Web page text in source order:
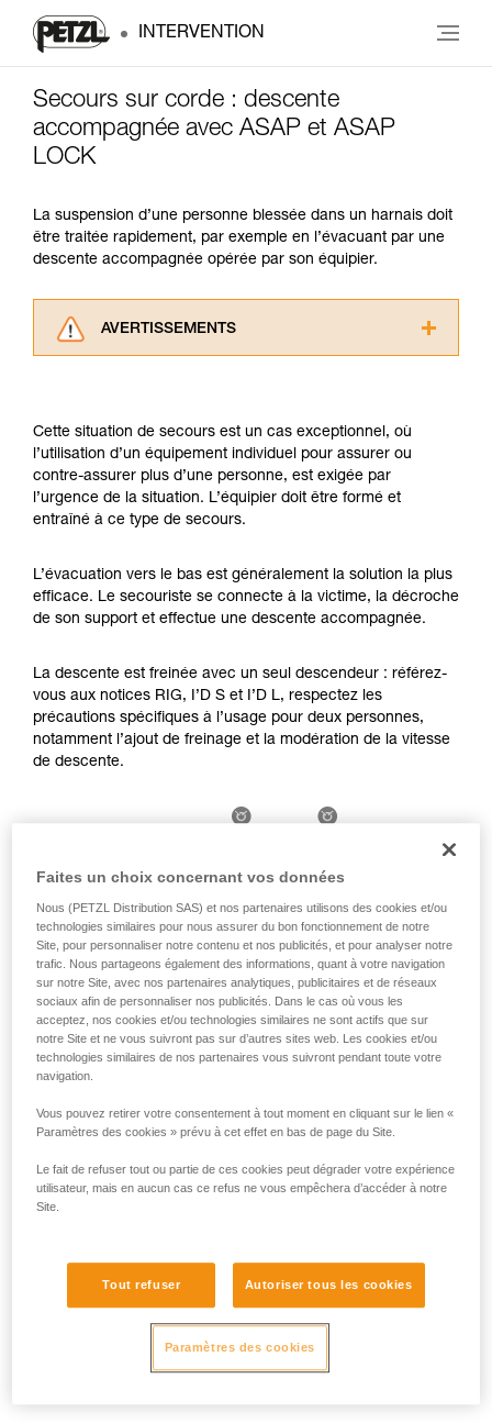
INTERVENTION
Secours sur corde : descente
accompagnée avec ASAP et ASAP
LOCK
La suspension d’une personne blessée dans un harnais doit
être traitée rapidement, par exemple en l’évacuant par une
descente accompagnée opérée par son équipier.
AVERTISSEMENTS
informations de la notice technique pour
pouvoir comprendre ce complément
d’informations.
Maîtriser ces techniques nécessite une
formation et un entraînement spécifique. Validez
la manipulation, seul, en toute sécurité, avant
de la reproduire en autonomie.
Nous donnons des exemples de techniques
Cette situation de secours est un cas exceptionnel, où
l’utilisation d’un équipement individuel pour assurer ou
contre-assurer plus d’une personne, est exigée par
l’urgence de la situation. L’équipier doit être formé et
entraîné à ce type de secours.
L’évacuation vers le bas est généralement la solution la plus
efficace. Le secouriste se connecte à la victime, la décroche
de son support et effectue une descente accompagnée.
La descente est freinée avec un seul descendeur : référez-
vous aux notices RIG, I’D S et I’D L, respectez les
précautions spécifiques à l’usage pour deux personnes,
notamment l’ajout de freinage et la modération de la vitesse
de descente.
Faites un choix concernant vos données
Nous (PETZL Distribution SAS) et nos partenaires utilisons des cookies et/ou
technologies similaires pour nous assurer du bon fonctionnement de notre
Site, pour personnaliser notre contenu et nos publicités, et pour analyser notre
trafic. Nous partageons également des informations, quant à votre navigation
sur notre Site, avec nos partenaires analytiques, publicitaires et de réseaux
sociaux afin de personnaliser nos publicités. Dans le cas où vous les
acceptez, nos cookies et/ou technologies similaires ne sont actifs que sur
notre Site et ne vous suivront pas sur d’autres sites web. Les cookies et/ou
technologies similaires de nos partenaires vous suivront pendant toute votre
navigation.
Vous pouvez retirer votre consentement à tout moment en cliquant sur le lien «
Paramètres des cookies » prévu à cet effet en bas de page du Site.
Le fait de refuser tout ou partie de ces cookies peut dégrader votre expérience
utilisateur, mais en aucun cas ce refus ne vous empêchera d’accéder à notre
Site.
Tout refuser Autoriser tous les cookies
Paramètres des cookies